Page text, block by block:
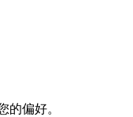
的偏好。